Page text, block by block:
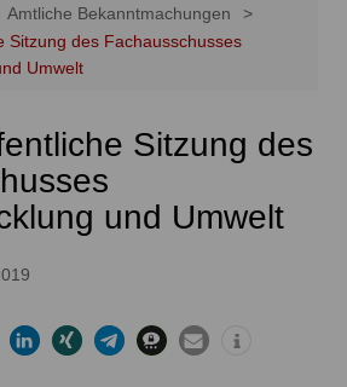
Amtliche Bekanntmachungen
Sitzung des Fachausschusses
Umwelt
Sitzung des
und Umwelt